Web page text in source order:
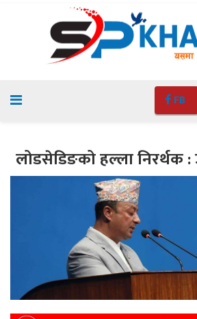
FB
लोडसेडिङको हल्ला निरर्थक :